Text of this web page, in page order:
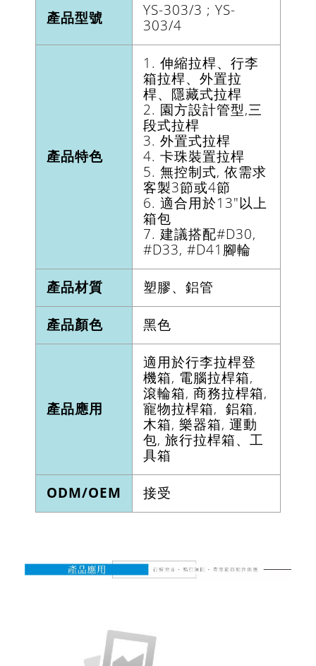
產品型號
YS-303/3 ; YS-
303/4
產品特色
1. 伸縮拉桿、行李
箱拉桿、外置拉
桿、隱藏式拉桿
2. 園方設計管型,三
段式拉桿
3. 外置式拉桿
4. 卡珠裝置拉桿
5. 無控制式, 依需求
客製3節或4節
6. 適合用於13"以上
箱包
7. 建議搭配#D30,
#D33, #D41腳輪
產品材質 塑膠、鋁管
產品顏色 黑色
產品應用
適用於行李拉桿登
機箱, 電腦拉桿箱,
滾輪箱, 商務拉桿箱,
寵物拉桿箱, 鋁箱,
木箱, 樂器箱, 運動
包, 旅行拉桿箱、工
具箱
ODM/OEM 接受